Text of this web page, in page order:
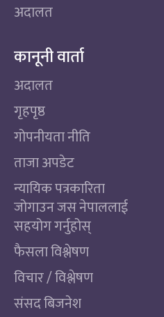
अदालत
कानूनी वार्ता
अदालत
गृहपृष्ठ
गोपनीयता नीति
ताजा अपडेट
न्यायिक पत्रकारिता
जोगाउन जस नेपाललाई
सहयोग गर्नुहोस्
फैसला विश्लेषण
विचार / विश्लेषण
संसद बिजनेश